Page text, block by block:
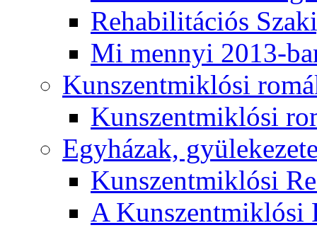
Rehabilitációs
Mi mennyi 2013-
Kunszentmiklósi
Kunszentmiklósi
Egyházak,
Kunszentmiklósi
A Kunszentmiklósi